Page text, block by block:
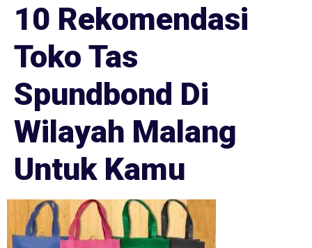
10 Rekomendasi
Toko Tas
Spundbond Di
Wilayah Malang
Untuk Kamu